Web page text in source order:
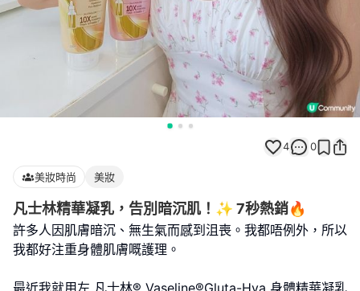
4 0
美妝時尚 美妝
凡士林精華凝乳，告別暗沉肌！✨ 7秒熱銷🔥
許多人因肌膚暗沉、無生氣而感到沮喪。我都唔例外，所以
我都好注重身體肌膚嘅護理。
最近我就用左 凡士林® Vaseline®Gluta-Hya 身體精華凝乳